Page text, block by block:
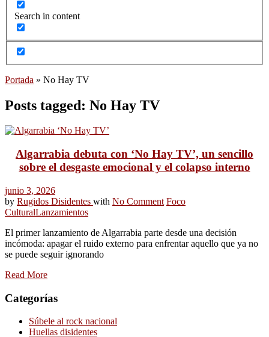
Search in content
Portada » No Hay TV
Posts tagged: No Hay TV
Algarrabia debuta con ‘No Hay TV’, un sencillo
sobre el desgaste emocional y el colapso interno
junio 3, 2026
by Rugidos Disidentes with No Comment Foco
CulturalLanzamientos
El primer lanzamiento de Algarrabia parte desde una decisión
incómoda: apagar el ruido externo para enfrentar aquello que ya no
se puede seguir ignorando
Read More
Categorías
Súbele al rock nacional
Huellas disidentes